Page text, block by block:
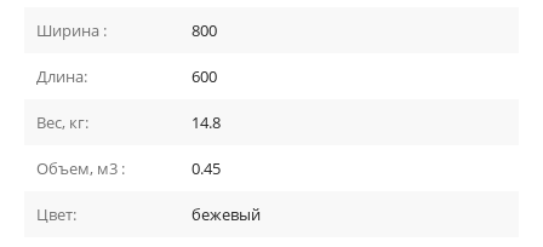
Ширина : 800
Длина: 600
Вес, кг: 14.8
Объем, м3 : 0.45
Цвет: бежевый